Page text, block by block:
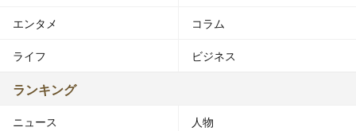
エンタメ コラム
ライフ ビジネス
ランキング
ニュース 人物